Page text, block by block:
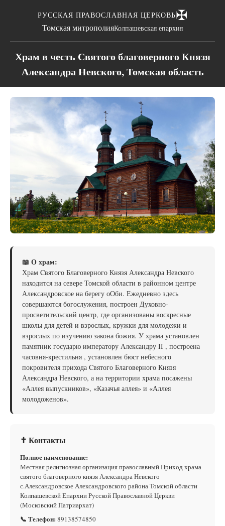
РУССКАЯ ПРАВОСЛАВНАЯ ЦЕРКОВЬ✠
Томская митрополияКолпашевская епархия
Храм в честь Святого благоверного Князя
Александра Невского, Томская область
📖 О храм:
Храм Cвятого Благоверного Князя Александра Невского
находится на севере Томской области в районном центре
Александровское на берегу оОби. Ежедневно здесь
совершаются богослужения, построен Духовно-
просветительский центр, где организованы воскресные
школы для детей и взрослых, кружки для молодежи и
взрослых по изучению закона божия. У храма установлен
памятник государю императору Александру II , построена
часовня-крестильня , установлен бюст небесного
покровителя прихода Cвятого Благоверного Князя
Александра Невского, а на территории храма посажены
«Аллея выпускников», «Казачья аллея» и «Аллея
молодоженов».
✝ Контакты
Полное наименование:
Местная религиозная организация православный Приход храма
святого благоверного князя Александра Невского
с.Александровское Александровского района Томской области
Колпашевской Епархии Русской Православной Церкви
(Московский Патриархат)
📞 Телефон: 89138574850